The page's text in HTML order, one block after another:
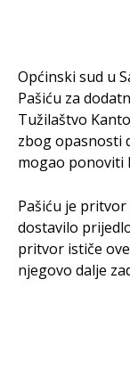
Općinski sud u
Pašiću za
Tužilaštvo
zbog opasnosti
mogao ponoviti
Pašiću je
dostavilo
pritvor ističe
njegovo dalje